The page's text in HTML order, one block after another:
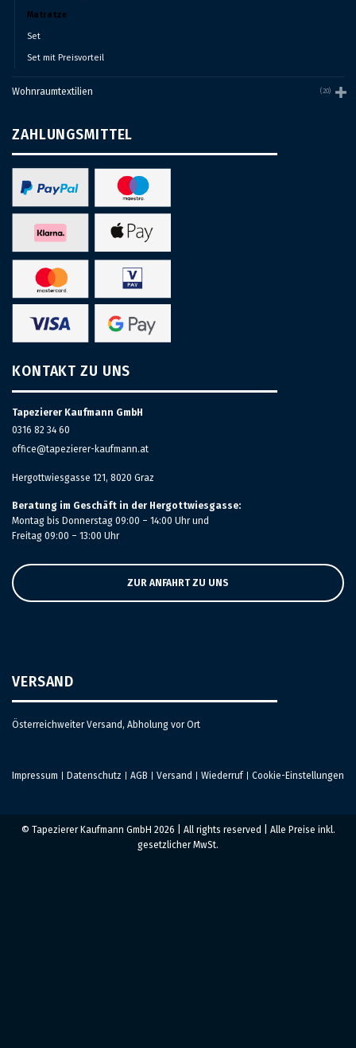
Matratze
Set
Set mit Preisvorteil
Wohnraumtextilien (20)
ZAHLUNGSMITTEL
KONTAKT ZU UNS
Tapezierer Kaufmann GmbH
0316 82 34 60
office@tapezierer-kaufmann.at
Hergottwiesgasse 121, 8020 Graz
Beratung im Geschäft in der Hergottwiesgasse:
Montag bis Donnerstag 09:00 – 14:00 Uhr und
Freitag 09:00 – 13:00 Uhr
ZUR ANFAHRT ZU UNS
VERSAND
Österreichweiter Versand, Abholung vor Ort
Impressum Datenschutz AGB Versand Wiederruf Cookie-Einstellungen
© Tapezierer Kaufmann GmbH 2026 | All rights reserved | Alle Preise inkl.
gesetzlicher MwSt.